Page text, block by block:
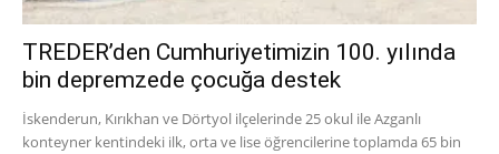
TREDER’den Cumhuriyetimizin 100. yılında
bin depremzede çocuğa destek
İskenderun, Kırıkhan ve Dörtyol ilçelerinde 25 okul ile Azganlı
konteyner kentindeki ilk, orta ve lise öğrencilerine toplamda 65 bin